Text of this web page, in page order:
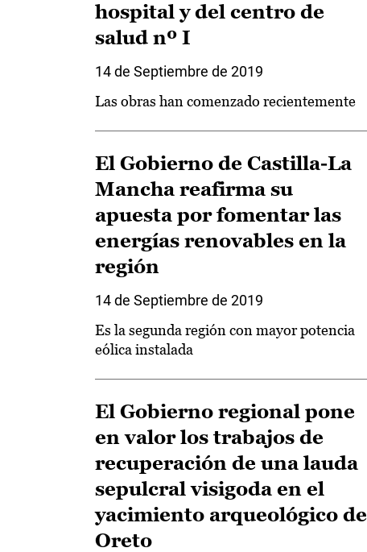
hospital y del centro de
salud nº I
14 de Septiembre de 2019
Las obras han comenzado recientemente
El Gobierno de Castilla-La
Mancha reafirma su
apuesta por fomentar las
energías renovables en la
región
14 de Septiembre de 2019
Es la segunda región con mayor potencia
eólica instalada
El Gobierno regional pone
en valor los trabajos de
recuperación de una lauda
sepulcral visigoda en el
yacimiento arqueológico de
Oreto